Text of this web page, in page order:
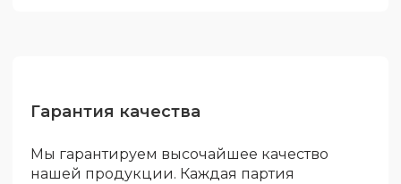
Гарантия качества
Мы гарантируем высочайшее качество
нашей продукции. Каждая партия